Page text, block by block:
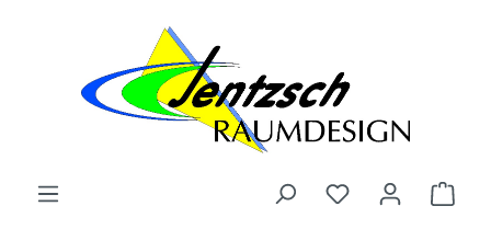
Zum Hauptinhalt springen